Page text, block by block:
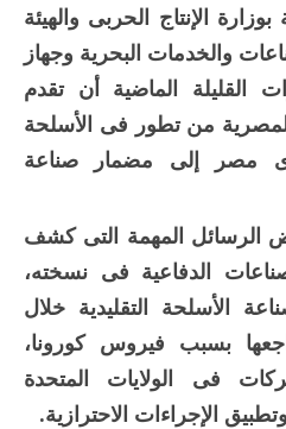
الإنتاج الحربى والهيئة
والخدمات البحرية وجهاز
القليلة الماضية أن تقدم
المصرية من تطور فى الأسلحة
مصر إلى مضمار صناعة
الرسائل المهمة التى كشف
الدفاعية فى نسخته،
الأسلحة التقليدية خلال
بسبب فيروس كورونا،
فى الولايات المتحدة
الإجراءات الاحترازية.